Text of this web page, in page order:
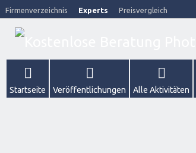
Firmenverzeichnis Experts Preisvergleich
Startseite Veröffentlichungen Alle Aktivitäten